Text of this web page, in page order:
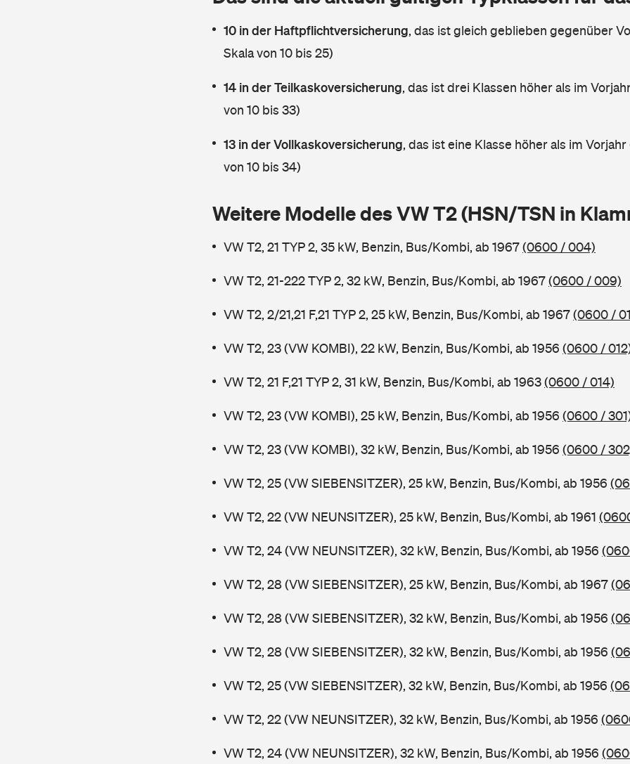
10 in der Haftpflichtversicherung, das ist gleich geblieben gegenüber
Skala von 10 bis 25)
14 in der Teilkaskoversicherung, das ist drei Klassen höher als im
von 10 bis 33)
13 in der Vollkaskoversicherung, das ist eine Klasse höher als im
von 10 bis 34)
Weitere Modelle des VW T2 (HSN/TSN in
VW T2, 21 TYP 2, 35 kW, Benzin, Bus/Kombi, ab 1967(0600 / 004)
VW T2, 21-222 TYP 2, 32 kW, Benzin, Bus/Kombi, ab 1967(0600 / 009)
VW T2, 2/21,21 F,21 TYP 2, 25 kW, Benzin, Bus/Kombi, ab 1967(0600 /
VW T2, 23 (VW KOMBI), 22 kW, Benzin, Bus/Kombi, ab 1956 (0600 /
VW T2, 21 F,21 TYP 2, 31 kW, Benzin, Bus/Kombi, ab 1963(0600 / 014)
VW T2, 23 (VW KOMBI), 25 kW, Benzin, Bus/Kombi, ab 1956 (0600 /
VW T2, 23 (VW KOMBI), 32 kW, Benzin, Bus/Kombi, ab 1956 (0600 /
VW T2, 25 (VW SIEBENSITZER), 25 kW, Benzin, Bus/Kombi, ab 1956
VW T2, 22 (VW NEUNSITZER), 25 kW, Benzin, Bus/Kombi, ab 1961
VW T2, 24 (VW NEUNSITZER), 32 kW, Benzin, Bus/Kombi, ab 1956
VW T2, 28 (VW SIEBENSITZER), 25 kW, Benzin, Bus/Kombi, ab 1967
VW T2, 28 (VW SIEBENSITZER), 32 kW, Benzin, Bus/Kombi, ab 1956
VW T2, 28 (VW SIEBENSITZER), 32 kW, Benzin, Bus/Kombi, ab 1956
VW T2, 25 (VW SIEBENSITZER), 32 kW, Benzin, Bus/Kombi, ab 1956
VW T2, 22 (VW NEUNSITZER), 32 kW, Benzin, Bus/Kombi, ab 1956
VW T2, 24 (VW NEUNSITZER), 32 kW, Benzin, Bus/Kombi, ab 1956